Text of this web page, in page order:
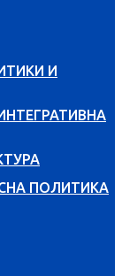
И
ПОЛИТИКА